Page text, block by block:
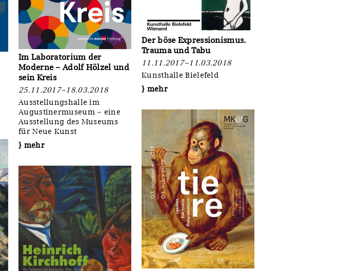
Im Laboratorium der
Moderne – Adolf Hölzel und
sein Kreis
25.11.2017–18.03.2018
Ausstellungshalle im
Augustinermuseum – eine
Ausstellung des Museums
für Neue Kunst
} mehr
Der böse Expressionismus.
Trauma und Tabu
11.11.2017–11.03.2018
Kunsthalle Bielefeld
} mehr